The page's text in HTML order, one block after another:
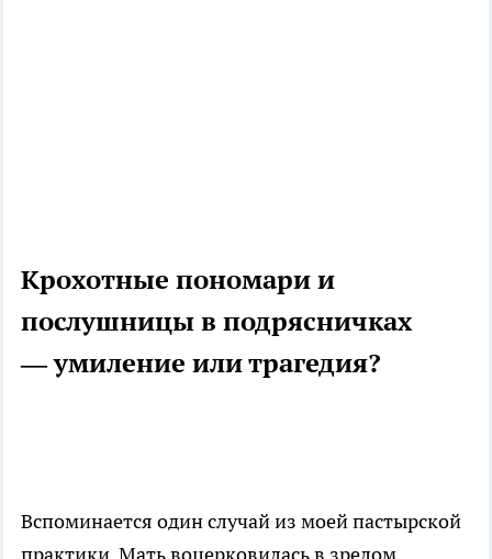
Крохотные пономари и
послушницы в подрясничках
— умиление или трагедия?
Вспоминается один случай из моей пастырской